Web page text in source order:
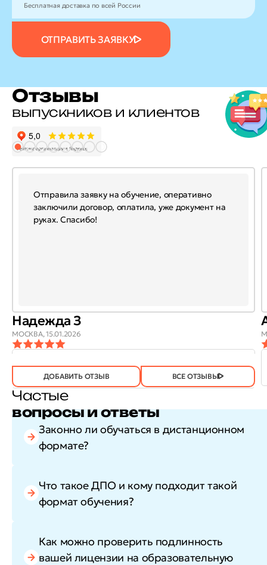
ОТПРАВИТЬ ЗАЯВКУ
Бесплатная доставка по всей России
Отзывы
выпускников и клиентов
Отправила заявку на обучение, оперативно
заключили договор, оплатила, уже документ на
руках. Спасибо!
Надежда З
МОСКВА,15.01.2026
ПОЛЕЗЕН?
ДА(746) НЕТ(21)
ДОБАВИТЬ ОТЗЫВ ВСЕ ОТЗЫВЫ
Частые
вопросы и ответы
Законно ли обучаться в дистанционном
формате?
Что такое ДПО и кому подходит такой
формат обучения?
Как можно проверить подлинность
вашей лицензии на образовательную